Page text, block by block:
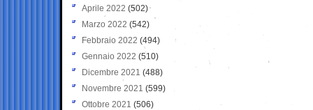
Aprile 2022 (502)
Marzo 2022 (542)
Febbraio 2022 (494)
Gennaio 2022 (510)
Dicembre 2021 (488)
Novembre 2021 (599)
Ottobre 2021 (506)